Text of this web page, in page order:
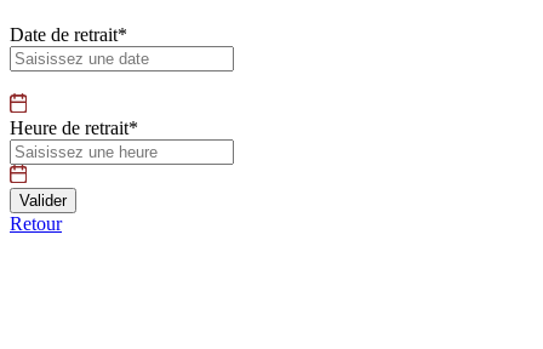
Date de retrait*
Heure de retrait*
Retour